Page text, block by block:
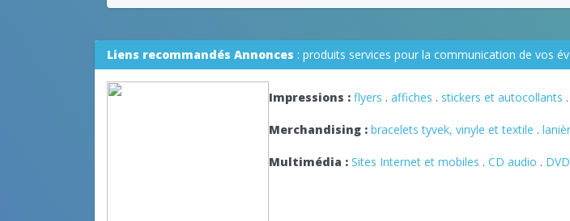
Liens recommandés Annonces : produits services pour la communication de vos
Impressions : flyers . affiches . stickers et autocollants .
Merchandising : bracelets tyvek, vinyle et textile .
Multimédia : Sites Internet et mobiles . CD audio . DVD